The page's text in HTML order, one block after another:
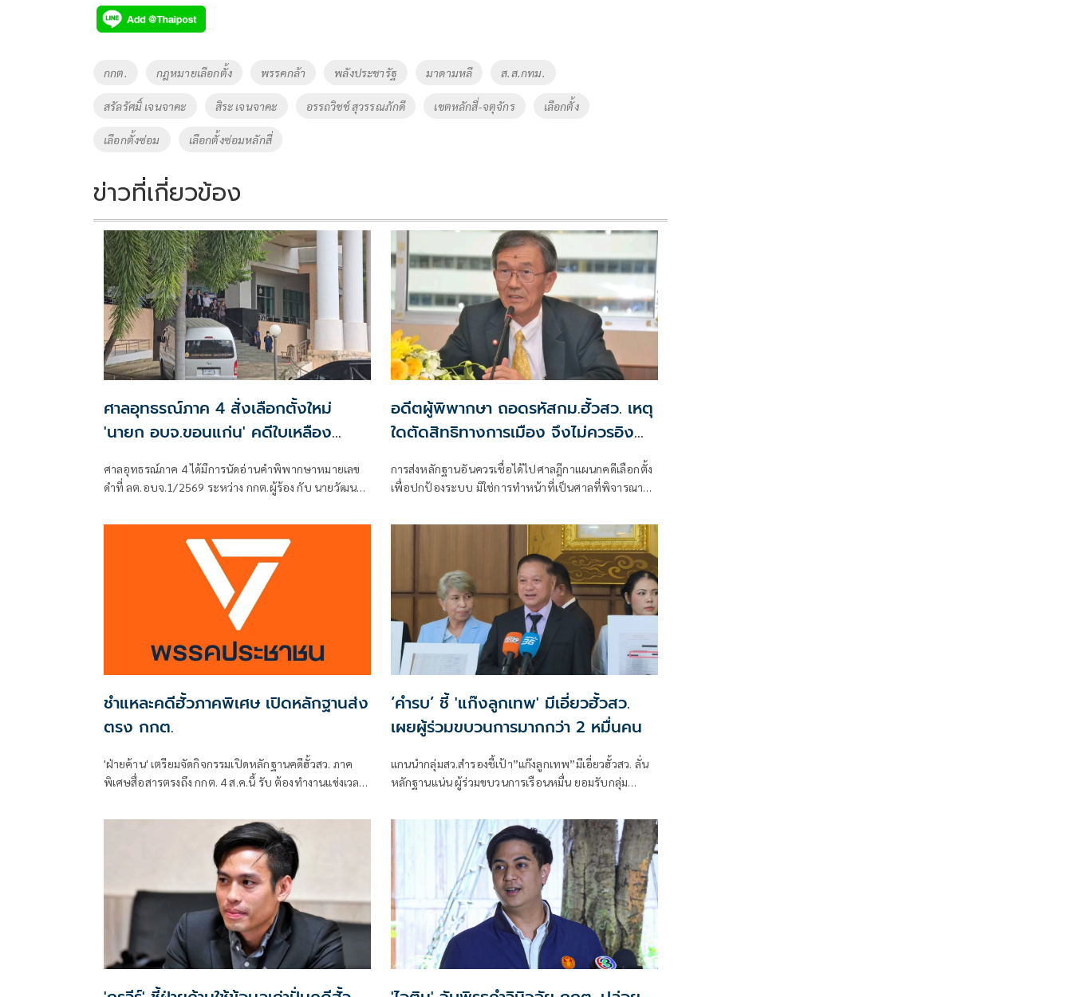
e
b
o
o
k
tt
er
p
y
Li
Tags
กกต. กฎหมายเลือกตั้ง พรรคกล้า พลังประชารัฐ มาดามหลี ส.ส.กทม.
สรัลรัศมิ์ เจนจาคะ สิระ เจนจาคะ อรรถวิชช์ สุวรรณภักดี เขตหลักสี่-จตุจักร เลือกตั้ง
เลือกตั้งซ่อม เลือกตั้งซ่อมหลักสี่
ข่าวที่เกี่ยวข้อง
ศาลอุทธรณ์ภาค 4 สั่งเลือกตั้งใหม่
'นายก อบจ.ขอนแก่น' คดีใบเหลือง
ศาลอุทธรณ์ภาค 4 ได้มีการนัดอ่านคำพิพากษาหมายเลข
ดำที่ ลต.อบจ.1/2569 ระหว่าง กกต.ผู้ร้อง กับ นายวัฒนา
ถิ่นหรือผู้บริหารท้องถิ่น (ขอให้มีการเลือกตั้ง นายก
อดีตผู้พิพากษา ถอดรหัสกม.ฮั้วสว. เหตุ
ใดตัดสิทธิทางการเมือง จึงไม่ควรอิง
มาตรฐานเดียวกับคดีอาญา
การส่งหลักฐานอันควรเชื่อได้ไปศาลฎีกาแผนกคดีเลือกตั้ง
เพื่อปกป้องระบบ มิใช่การทำหน้าที่เป็นศาลที่พิจารณาคดี
ชำแหละคดีฮั้วภาคพิเศษ เปิดหลักฐานส่ง
ตรง กกต.
'ฝ่ายค้าน' เตรียมจัดกิจกรรมเปิดหลักฐานคดีฮั้วสว. ภาค
พิเศษสื่อสารตรงถึง กกต. 4 ส.ค.นี้ รับ ต้องทำงานแข่งเวลา
เข้าข่ายละเว้นการปฏิบัติหน้าที่หรือไม่
‘คำรบ’ ชี้ 'แก๊งลูกเทพ' มีเอี่ยวฮั้วสว.
เผยผู้ร่วมขบวนการมากกว่า 2 หมื่นคน
แกนนำกลุ่มสว.สำรองชี้เป้า”แก๊งลูกเทพ”มีเอี่ยวฮั้วสว. ลั่น
หลักฐานแน่น ผู้ร่วมขบวนการเรือนหมื่น ยอมรับกลุ่ม
เตือนกกต.หากไม่ส่งศาลฎีกาสอย 138 สว.โดนร้องเอาผิด